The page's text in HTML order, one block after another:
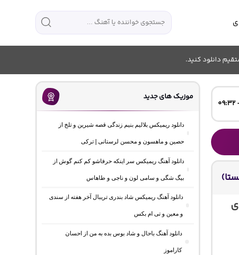
دانلود کنید.
موزیک های جدید
دانلود ریمیکس بلالیم بنیم زندگی قصه شیرین و تلخ از
حصین و ماهسون و محسن لرستانی | ترکی
دانلود آهنگ ریمیکس سر اینکه حرفاشو کم کنم گوش از
بیگ شگی و سامی لون و ناجی و طاهاس
دانلود آهنگ ریمیکس شاد بندری تریبال آخر هفته از سندی
و معین و تی ام بکس
دانلود آهنگ باحال و شاد بوس بده به من از احسان
کاراموز